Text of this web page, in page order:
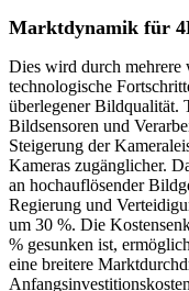
Marktdynamik für
Dies wird durch mehrere
technologische
überlegener Bildqualität.
Bildsensoren und
Steigerung der
Kameras zugänglicher.
an hochauflösender
Regierung und
um 30 %. Die
% gesunken ist,
eine breitere